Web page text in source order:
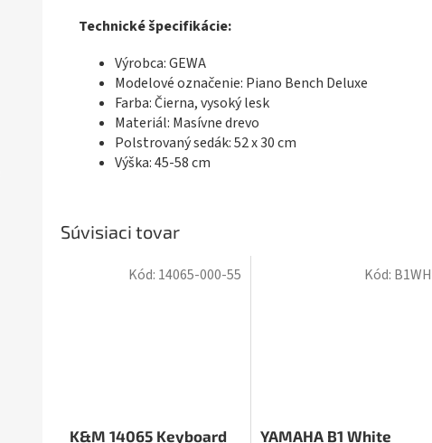
Technické špecifikácie:
Výrobca: GEWA
Modelové označenie: Piano Bench Deluxe
Farba: Čierna, vysoký lesk
Materiál: Masívne drevo
Polstrovaný sedák: 52 x 30 cm
Výška: 45-58 cm
Súvisiaci tovar
K&M 14065 Keyboard
Kód: 14065-000-55
YAMAHA B1 White
Kód: B1WH